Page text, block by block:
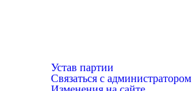
Устав партии
Связаться с администратором